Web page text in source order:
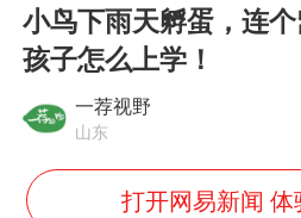
小鸟下雨天孵蛋，连
孩子怎么上学！
一荐视野
山东
打开网易新闻